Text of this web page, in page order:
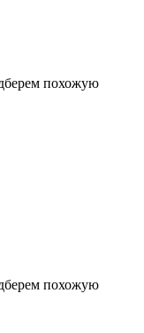
похожую
похожую